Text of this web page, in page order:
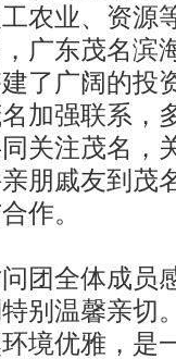
农业、资源
广东茂名滨
了广阔的投
加强联系，
关注茂名，
朋戚友到茂
作。
全体成员
别温馨亲切
境优雅，是